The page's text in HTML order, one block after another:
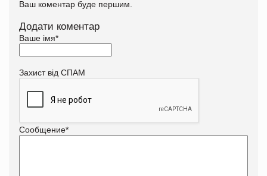
Ваш коментар буде першим.
Додати коментар
Ваше імя*
Захист від СПАМ
Сообщение*